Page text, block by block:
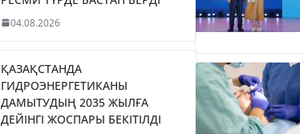
04.08.2026
ҚАЗАҚСТАНДА
ГИДРОЭНЕРГЕТИКАНЫ
ДАМЫТУДЫҢ 2035 ЖЫЛҒА
ДЕЙІНГІ ЖОСПАРЫ БЕКІТІЛДІ